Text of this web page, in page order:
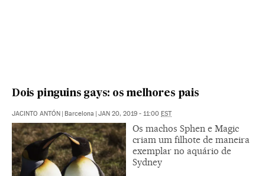
Dois pinguins gays: os melhores pais
JACINTO ANTÓN | Barcelona | JAN 20, 2019 - 11:00 EST
Os machos Sphen e Magic
criam um filhote de maneira
exemplar no aquário de
Sydney